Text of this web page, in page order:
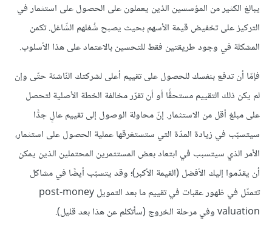
يبالغ الكثير من المؤسسين الذين يعملون على الحصول على استثمار في
التركيز على تخفيض قيمة اﻷسهم بحيث يصبح شُغلهم الشّاغل. تكمن
المشكلة في وجود طريقتين فقط للتحسين بالاعتماد على هذا اﻷسلوب.
فإمّا أن تدفع بنفسك للحصول على تقييم أعلى لشركتك النّاشئة حتّى وإن
لم يكن ذلك التقييم مستحقًّا أو أن تقرّر مخالفة الخطة اﻷصلية لتحصل
على مبلغ أقل من الاستثمار. إنّ محاولة الوصول إلى تقييم عالٍ جدًّا
سيتسبّب في زيادة المدّة التي ستستغرقها عملية الحصول على استثمار،
اﻷمر الذي سيتسبب في ابتعاد بعض المستثمرين المحتملين الذين يمكن
أن يقدّموا إليك الأفضل (القيمة اﻷكبر)؛ وقد يتسبّب أيضًا في مشاكل
تتمثّل في ظهور عقبات في تقييم ما بعد التمويل post-money
valuation وفي مرحلة الخروج (سأتكلم عن هذا بعد قليل).